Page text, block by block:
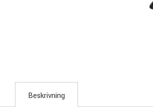
Beskrivning